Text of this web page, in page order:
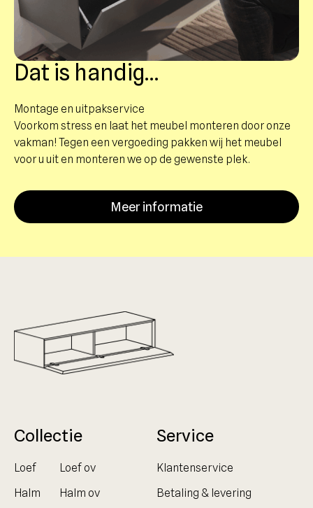
Dat is handig…
Montage en uitpakservice
Voorkom stress en laat het meubel monteren door onze
vakman! Tegen een vergoeding pakken wij het meubel
voor u uit en monteren we op de gewenste plek.
Meer informatie
Collectie
Loef
Loef ov
Halm
Halm ov
Service
Klantenservice
Betaling & levering